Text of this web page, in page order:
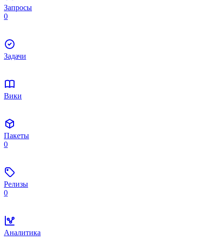
Запросы
0
Задачи
Вики
Пакеты
0
Релизы
0
Аналитика